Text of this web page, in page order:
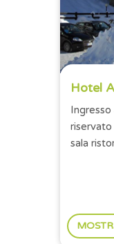
Hotel
Ingresso
riservato ai disabili:
sala ristorante/